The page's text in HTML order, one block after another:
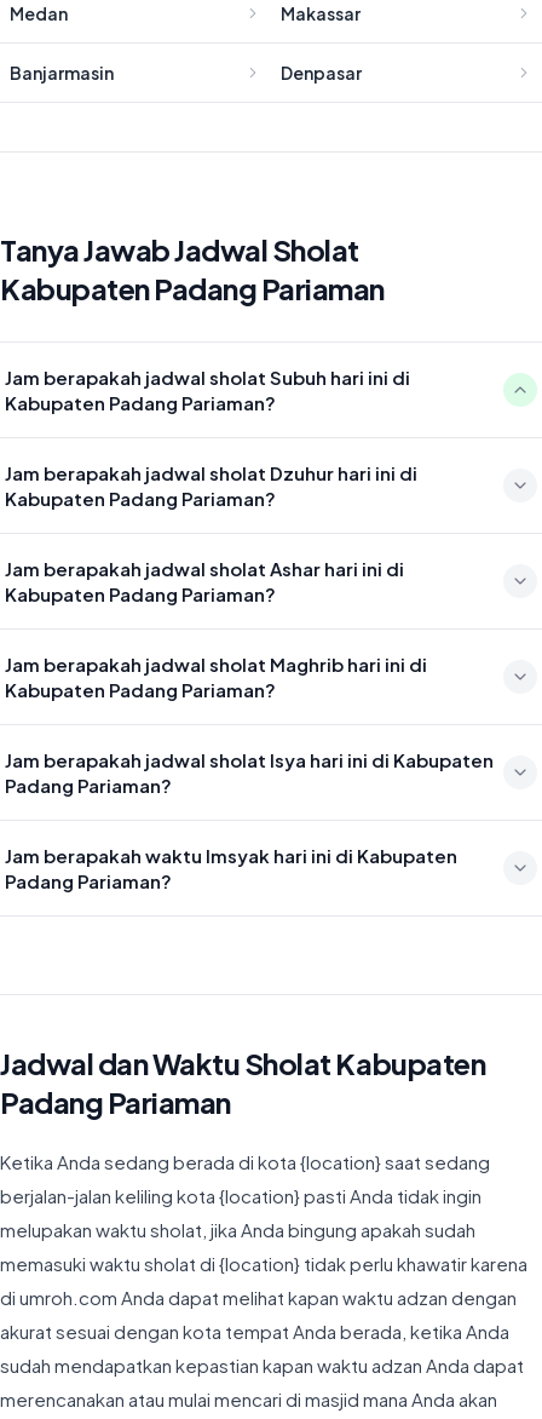
Medan Makassar
Banjarmasin Denpasar
Tanya Jawab Jadwal Sholat
Kabupaten Padang Pariaman
Jam berapakah jadwal sholat Subuh hari ini di
Kabupaten Padang Pariaman?
pada 05:04
Jam berapakah jadwal sholat Dzuhur hari ini di
Kabupaten Padang Pariaman?
pada 12:28
Jam berapakah jadwal sholat Ashar hari ini di
Kabupaten Padang Pariaman?
pada 15:49
Jam berapakah jadwal sholat Maghrib hari ini di
Kabupaten Padang Pariaman?
pada 18:31
Jam berapakah jadwal sholat Isya hari ini di Kabupaten
Padang Pariaman?
19:42
Jam berapakah waktu Imsyak hari ini di Kabupaten
Padang Pariaman?
Jadwal dan Waktu Sholat Kabupaten
Padang Pariaman
Ketika Anda sedang berada di kota {location} saat sedang
berjalan-jalan keliling kota {location} pasti Anda tidak ingin
melupakan waktu sholat, jika Anda bingung apakah sudah
memasuki waktu sholat di {location} tidak perlu khawatir karena
di umroh.com Anda dapat melihat kapan waktu adzan dengan
akurat sesuai dengan kota tempat Anda berada, ketika Anda
sudah mendapatkan kepastian kapan waktu adzan Anda dapat
merencanakan atau mulai mencari di masjid mana Anda akan